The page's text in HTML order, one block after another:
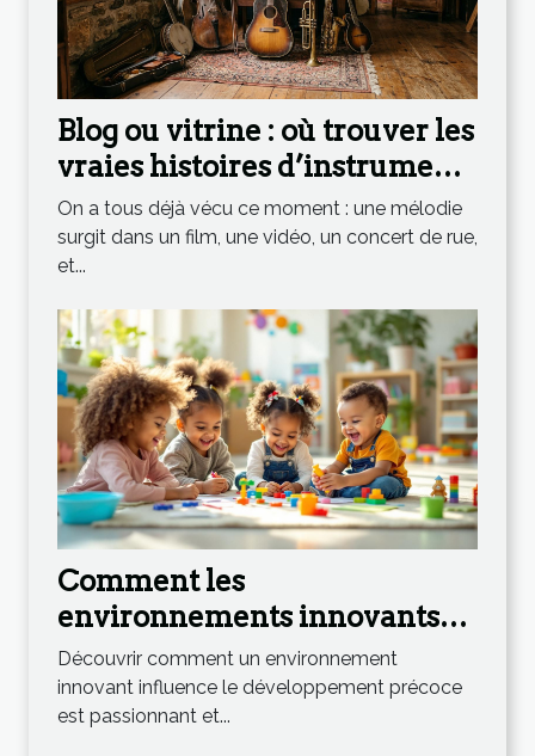
Blog ou vitrine : où trouver les
vraies histoires d’instruments
qui inspirent
On a tous déjà vécu ce moment : une mélodie
surgit dans un film, une vidéo, un concert de rue,
et...
Comment les
environnements innovants
stimulent le développement
précoce ?
Découvrir comment un environnement
innovant influence le développement précoce
est passionnant et...